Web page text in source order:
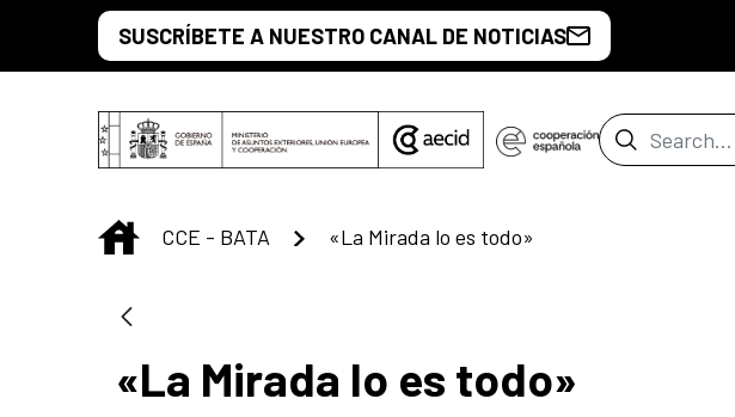
Skip to Main ContentSUSCRÍBETE A NUESTRO CANAL DE NOTICIAS
Search Bar
INICIO
CCE - BATA «La Mirada lo es todo»
«La Mirada lo es todo»